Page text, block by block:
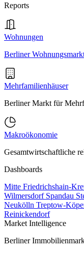
Reports
Wohnungen
Berliner
Mehrfamilienhäuser
Berliner Markt für
Makroökonomie
Gesamtwirtschaftliche
Dashboards
Mitte Friedrichshain-
Wilmersdorf Spandau
Neukölln Treptow-
Reinickendorf
Market Intelligence
Berliner